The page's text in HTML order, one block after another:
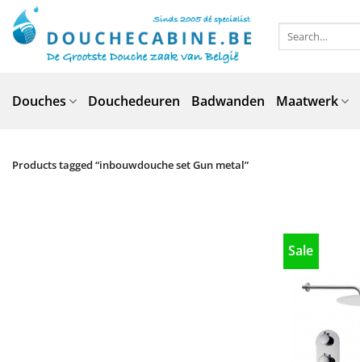
Skip
content
Search
Douches Douchedeuren Badwanden Maatwerk
Products tagged “inbouwdouche set Gun metal”
Sale